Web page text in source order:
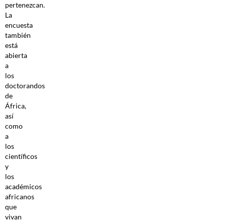
pertenezcan.
La
encuesta
también
está
abierta
a
los
doctorandos
de
África,
así
como
a
los
científicos
y
los
académicos
africanos
que
vivan